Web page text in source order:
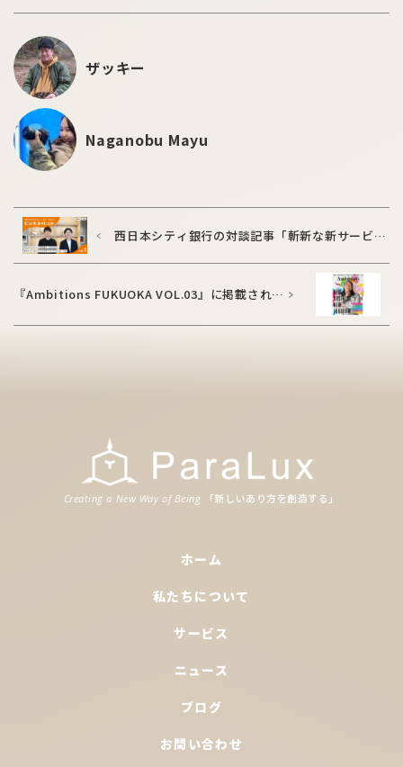
ザッキー
Naganobu Mayu
西日本シティ銀行の対談記事「斬新な新サービス
『Ambitions FUKUOKA VOL.03』に掲載されま
Creating a New Way of Being 「新 しいあり方を創造する」
ホーム
私たちについて
サービス
ニュース
ブログ
お問い合わせ